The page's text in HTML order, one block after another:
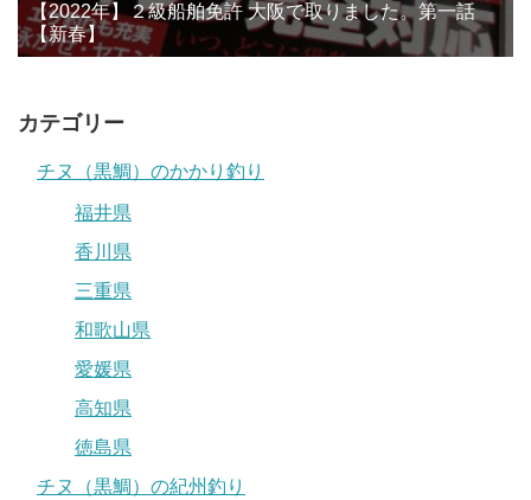
【2022年】２級船舶免許 大阪で取りました。第一話
【新春】
カテゴリー
チヌ（黒鯛）のかかり釣り
福井県
香川県
三重県
和歌山県
愛媛県
高知県
徳島県
チヌ（黒鯛）の紀州釣り